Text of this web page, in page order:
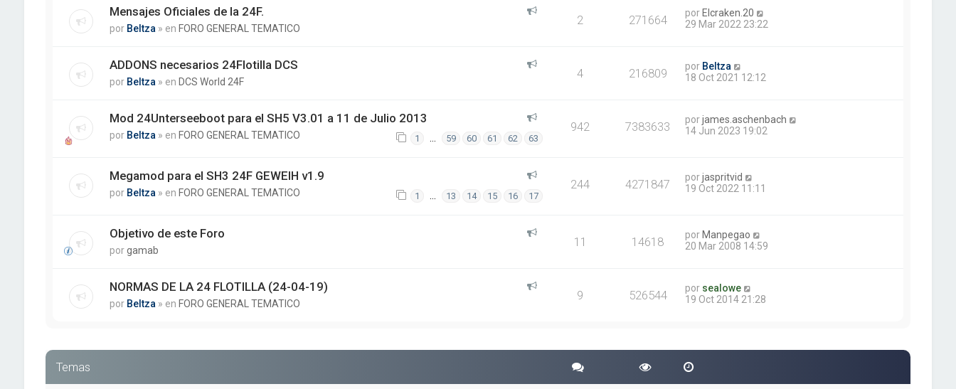
Mensajes Oficiales de la 24F.
por Beltza » en FORO GENERAL TEMATICO
2 271664 por Elcraken.20
29 Mar 2022 23:22
ADDONS necesarios 24Flotilla DCS
por Beltza » en DCS World 24F
4 216809 por Beltza
18 Oct 2021 12:12
Mod 24Unterseeboot para el SH5 V3.01 a 11 de Julio 2013
por Beltza » en FORO GENERAL TEMATICO 1 … 59 60 61 62 63
942 7383633 porjames.aschenbach
14 Jun 2023 19:02
Megamod para el SH3 24F GEWEIH v1.9
por Beltza » en FORO GENERAL TEMATICO 1 … 13 14 15 16 17
244 4271847 porjaspritvid
19 Oct 2022 11:11
Objetivo de este Foro
porgamab
11 14618 por Manpegao
20 Mar 2008 14:59
NORMAS DE LA 24 FLOTILLA (24-04-19)
por Beltza » en FORO GENERAL TEMATICO
9 526544 por sealowe
19 Oct 2014 21:28
Temas